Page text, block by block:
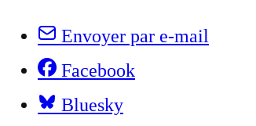
Envoyer par e-mail
Facebook
Bluesky